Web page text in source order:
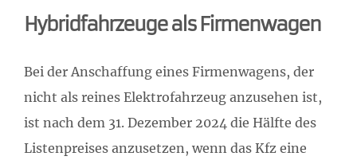
Hybridfahrzeuge als Firmenwagen
Bei der Anschaffung eines Firmenwagens, der
nicht als reines Elektrofahrzeug anzusehen ist,
ist nach dem 31. Dezember 2024 die Hälfte des
Listenpreises anzusetzen, wenn das Kfz eine